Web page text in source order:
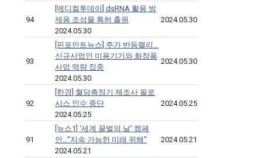
94
[메디컬투데이] dsRNA 활용 방
제용 조성물 특허 출원
2024.05.30
2024.05.30
93
[핀포인트뉴스] 주가 반등랠리...
신규사업인 미용기기와 화장품
사업 역량 집중
2024.05.30
2024.05.30
92
[한경] 혈당측정기 제조사 필로
시스 인수 중단
2024.05.25
2024.05.25
91
[뉴스1] '세계 꿀벌의 날' 캠페
인…"지속 가능한 미래 위해"
2024.05.21
2024.05.21